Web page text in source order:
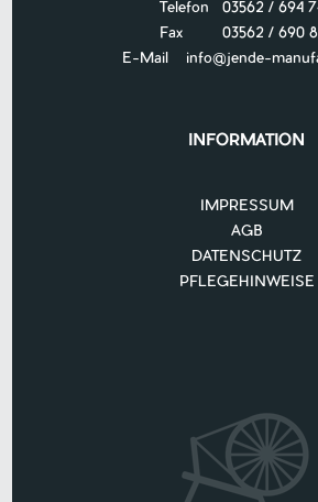
Telefon 03562 / 694
Fax 03562 / 690
E-Mail
info@jende-
INFORMATION
IMPRESSUM
AGB
DATENSCHUTZ
PFLEGEHINWEISE